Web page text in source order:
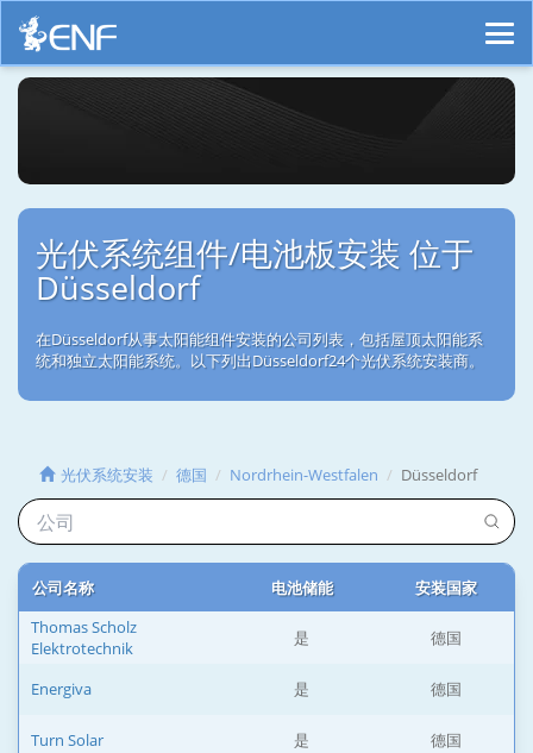
光伏系统组件/电池板安装 位于
Düsseldorf
在Düsseldorf从事太阳能组件安装的公司列表，包括屋顶太阳能系
统和独立太阳能系统。以下列出Düsseldorf24个光伏系统安装商。
光伏系统安装 德国 Nordrhein-Westfalen Düsseldorf
公司名称 电池储能
安装国家
Thomas Scholz
Elektrotechnik
是 德国
Energiva 是 德国
Turn Solar 是 德国